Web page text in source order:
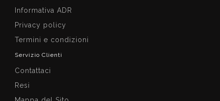
Informativa ADR
Privacy policy
Termini e condizioni
Servizio Clienti
Contattaci
Resi